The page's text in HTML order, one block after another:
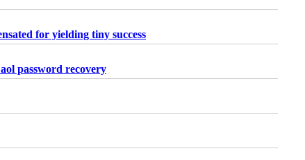
for yielding tiny success
password recovery